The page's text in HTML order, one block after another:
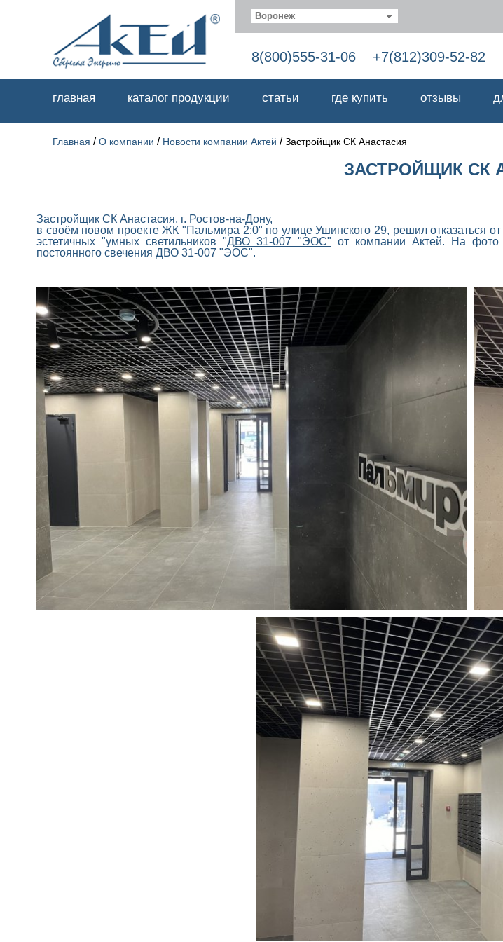
Воронеж
8(800)555-31-06 +7(812)309-52-82
главная каталог продукции статьи где купить отзывы
Главная /О компании / Новости компании Актей /Застройщик СК Анастасия
ЗАСТРОЙЩИК СК
Застройщик СК Анастасия, г. Ростов-на-Дону,
в своём новом проекте ЖК "Пальмира 2:0" по улице Ушинского 29, решил отказаться
эстетичных "умных светильников "ДВО 31-007 "ЭОС" от компании Актей. На фото
постоянного свечения ДВО 31-007 "ЭОС".